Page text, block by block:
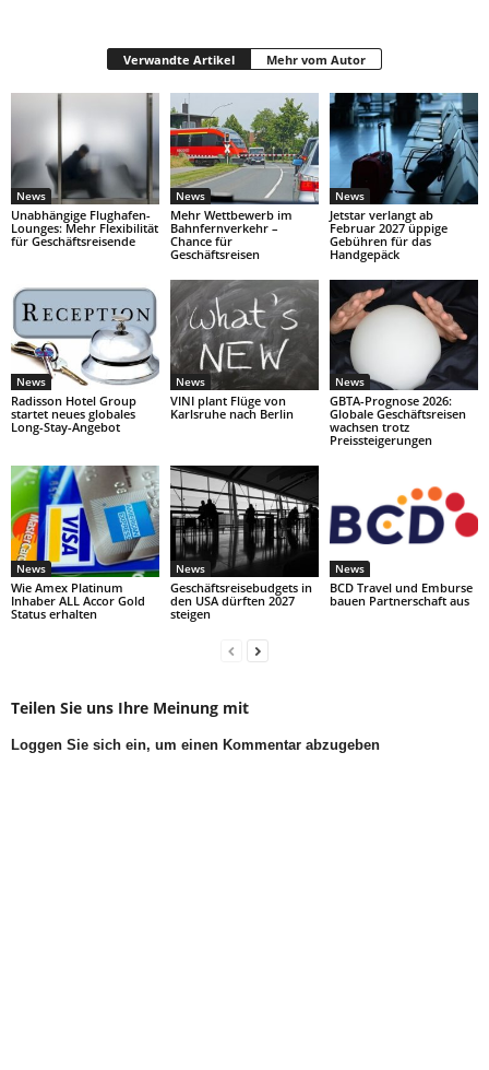
Verwandte Artikel Mehr vom Autor
News
Unabhängige Flughafen-
Lounges: Mehr Flexibilität
für Geschäftsreisende
News
Mehr Wettbewerb im
Bahnfernverkehr –
Chance für
Geschäftsreisen
News
Jetstar verlangt ab
Februar 2027 üppige
Gebühren für das
Handgepäck
News
Radisson Hotel Group
startet neues globales
Long-Stay-Angebot
News
VINI plant Flüge von
Karlsruhe nach Berlin
News
GBTA-Prognose 2026:
Globale Geschäftsreisen
wachsen trotz
Preissteigerungen
News
Wie Amex Platinum
Inhaber ALL Accor Gold
Status erhalten
News
Geschäftsreisebudgets in
den USA dürften 2027
steigen
News
BCD Travel und Emburse
bauen Partnerschaft aus
Teilen Sie uns Ihre Meinung mit
Loggen Sie sich ein, um einen Kommentar abzugeben